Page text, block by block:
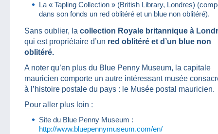
La « Tapling Collection » (British Library, Londres)
dans son fonds un red oblitéré et un blue non oblitéré).
Sans oublier, la collection Royale britannique à
qui est propriétaire d’un red oblitéré et d’un blue non
oblitéré.
A noter qu’en plus du Blue Penny Museum, la capitale
mauricien comporte un autre intéressant musée
à l’histoire postale du pays : le Musée postal mauricien.
Pour aller plus loin :
Site du Blue Penny Museum :
http://www.bluepennymuseum.com/en/